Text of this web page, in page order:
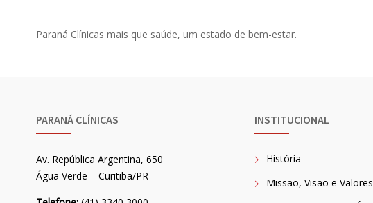
Paraná Clínicas mais que saúde, um estado de bem-estar.
PARANÁ CLÍNICAS
Av. República Argentina, 650
Água Verde – Curitiba/PR
INSTITUCIONAL
História
Missão, Visão e Valores